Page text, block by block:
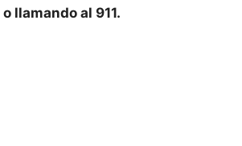
o llamando al 911.